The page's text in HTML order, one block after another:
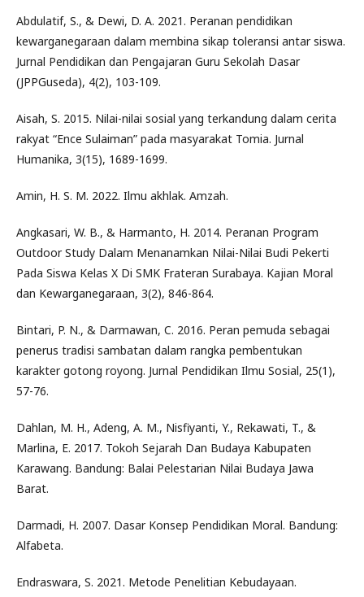
Abdulatif, S., & Dewi, D. A. 2021. Peranan pendidikan
kewarganegaraan dalam membina sikap toleransi antar siswa.
Jurnal Pendidikan dan Pengajaran Guru Sekolah Dasar
(JPPGuseda), 4(2), 103-109.
Aisah, S. 2015. Nilai-nilai sosial yang terkandung dalam cerita
rakyat “Ence Sulaiman” pada masyarakat Tomia. Jurnal
Humanika, 3(15), 1689-1699.
Amin, H. S. M. 2022. Ilmu akhlak. Amzah.
Angkasari, W. B., & Harmanto, H. 2014. Peranan Program
Outdoor Study Dalam Menanamkan Nilai-Nilai Budi Pekerti
Pada Siswa Kelas X Di SMK Frateran Surabaya. Kajian Moral
dan Kewarganegaraan, 3(2), 846-864.
Bintari, P. N., & Darmawan, C. 2016. Peran pemuda sebagai
penerus tradisi sambatan dalam rangka pembentukan
karakter gotong royong. Jurnal Pendidikan Ilmu Sosial, 25(1),
57-76.
Dahlan, M. H., Adeng, A. M., Nisfiyanti, Y., Rekawati, T., &
Marlina, E. 2017. Tokoh Sejarah Dan Budaya Kabupaten
Karawang. Bandung: Balai Pelestarian Nilai Budaya Jawa
Barat.
Darmadi, H. 2007. Dasar Konsep Pendidikan Moral. Bandung:
Alfabeta.
Endraswara, S. 2021. Metode Penelitian Kebudayaan.